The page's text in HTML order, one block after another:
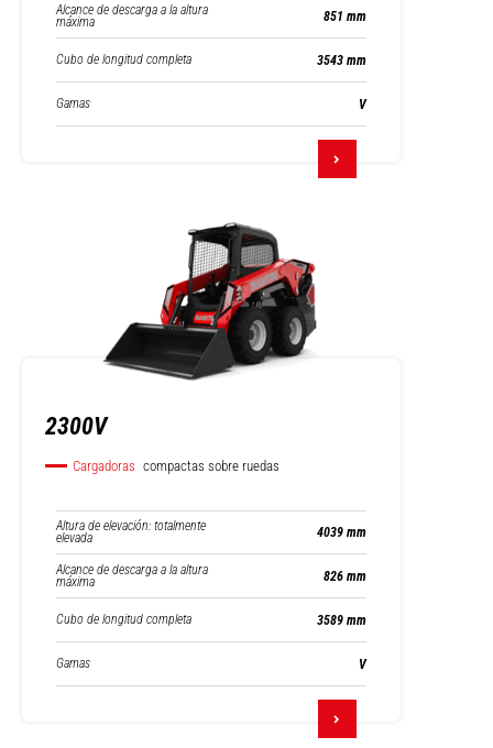
Alcance de descarga a la altura
máxima 851 mm
Cubo de longitud completa 3543 mm
Gamas V
2300V
Cargadoras compactas sobre ruedas
Altura de elevación: totalmente
elevada 4039 mm
Alcance de descarga a la altura
máxima 826 mm
Cubo de longitud completa 3589 mm
Gamas V